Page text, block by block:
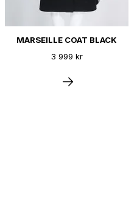
MARSEILLE COAT BLACK
3 999 kr